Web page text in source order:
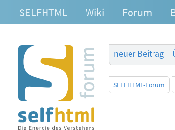
SELFHTML Wiki Forum
neuer Beitrag
SELFHTML-Forum